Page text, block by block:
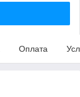
Оплата